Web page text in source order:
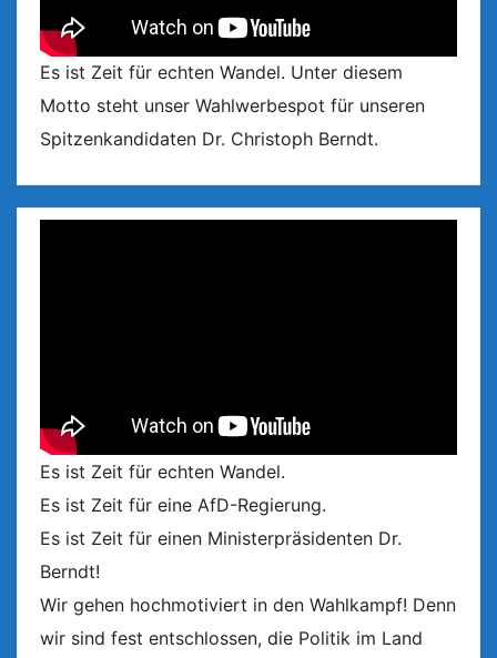
Es ist Zeit für echten Wandel. Unter diesem
Motto steht unser Wahlwerbespot für unseren
Spitzenkandidaten Dr. Christoph Berndt.
Es ist Zeit für echten Wandel.
Es ist Zeit für eine AfD-Regierung.
Es ist Zeit für einen Ministerpräsidenten Dr.
Berndt!
Wir gehen hochmotiviert in den Wahlkampf! Denn
wir sind fest entschlossen, die Politik im Land